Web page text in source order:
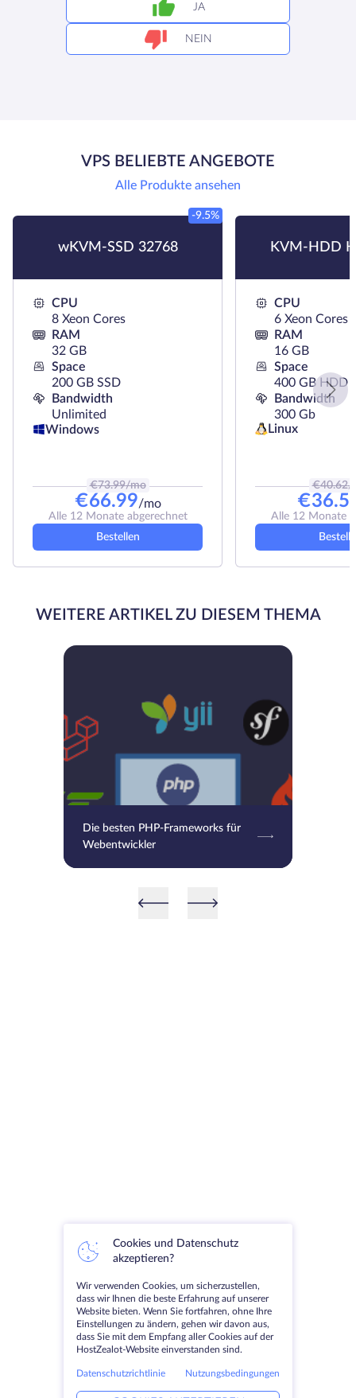
JA
NEIN
VPS BELIEBTE ANGEBOTE
Alle Produkte ansehen
wKVM-SSD 32768
-9.5%
CPU
8 Xeon Cores
RAM
32 GB
Space
200 GB SSD
Bandwidth
Unlimited
Windows
€73.99/mo
€66.99/mo
Alle 12 Monate abgerechnet
Bestellen
KVM-HDD
CPU
6 Xeon Cores
RAM
16 GB
Space
400 GB HDD
Bandwidth
300 Gb
Linux
€40.62/
€
Alle 12 Monate
WEITERE ARTIKEL ZU DIESEM THEMA
Die besten PHP-Frameworks für
Webentwickler
Cookies und Datenschutz
akzeptieren?
Wir verwenden Cookies, um sicherzustellen,
dass wir Ihnen die beste Erfahrung auf unserer
Website bieten. Wenn Sie fortfahren, ohne Ihre
Einstellungen zu ändern, gehen wir davon aus,
dass Sie mit dem Empfang aller Cookies auf der
HostZealot-Website einverstanden sind.
Datenschutzrichtlinie Nutzungsbedingungen